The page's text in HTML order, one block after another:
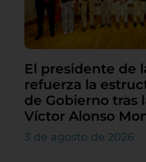
El presidente de
refuerza la
de Gobierno tras
Víctor Alonso
3 de agosto de 2026